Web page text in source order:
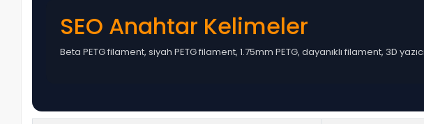
SEO Anahtar Kelimeler
Beta PETG filament, siyah PETG filament, 1.75mm PETG, dayanıklı filament, 3D